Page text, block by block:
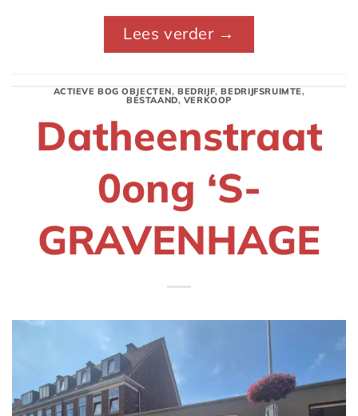
Lees verder →
ACTIEVE BOG OBJECTEN, BEDRIJF,BEDRIJFSRUIMTE,
BESTAAND, VERKOOP
Datheenstraat
0ong ‘S-
GRAVENHAGE